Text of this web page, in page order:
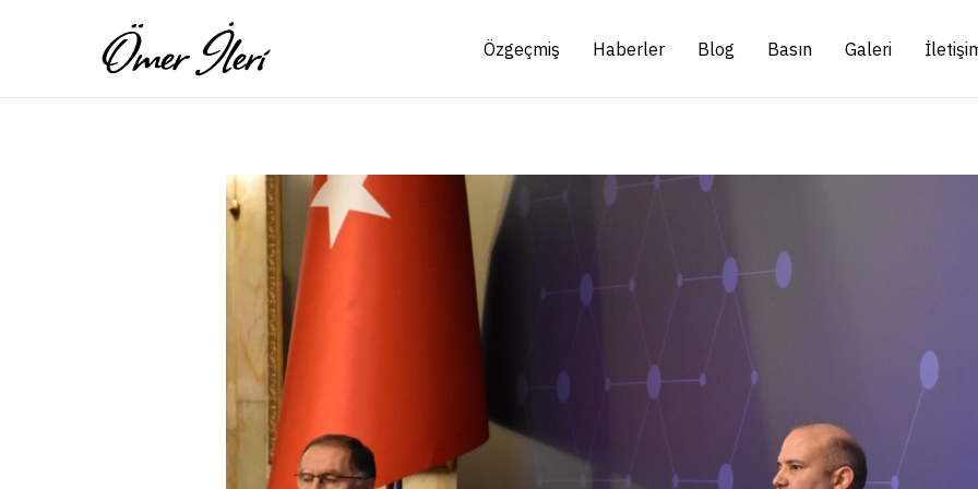
Özgeçmiş Haberler Blog Basın Galeri